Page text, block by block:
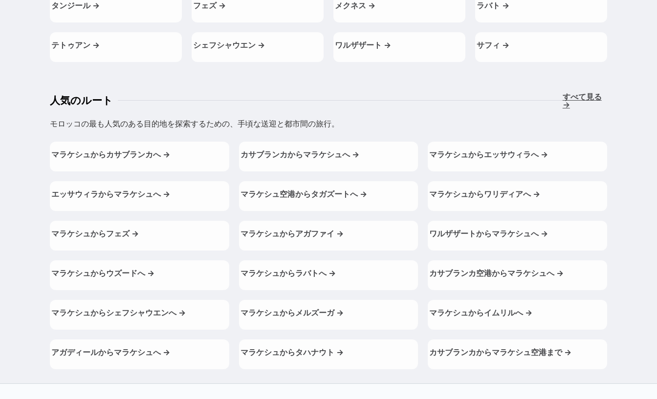
タンジール → フェズ → メクネス → ラバト →
テトゥアン → シェフシャウエン → ワルザザート → サフィ →
人気のルート
すべて見る
→
モロッコの最も人気のある目的地を探索するための、手頃な送迎と都市間の旅行。
マラケシュからカサブランカへ → カサブランカからマラケシュへ → マラケシュからエッサウィラへ →
エッサウィラからマラケシュへ → マラケシュ空港からタガズートへ → マラケシュからワリディアへ →
マラケシュからフェズ → マラケシュからアガファイ → ワルザザートからマラケシュへ →
マラケシュからウズードへ → マラケシュからラバトへ → カサブランカ空港からマラケシュへ →
マラケシュからシェフシャウエンへ → マラケシュからメルズーガ → マラケシュからイムリルへ →
アガディールからマラケシュへ → マラケシュからタハナウト → カサブランカからマラケシュ空港まで →